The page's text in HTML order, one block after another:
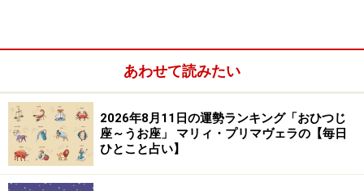
あわせて読みたい
2026年8月11日の運勢ランキング「おひつじ
座～うお座」 マリィ・プリマヴェラの【毎日
ひとこと占い】